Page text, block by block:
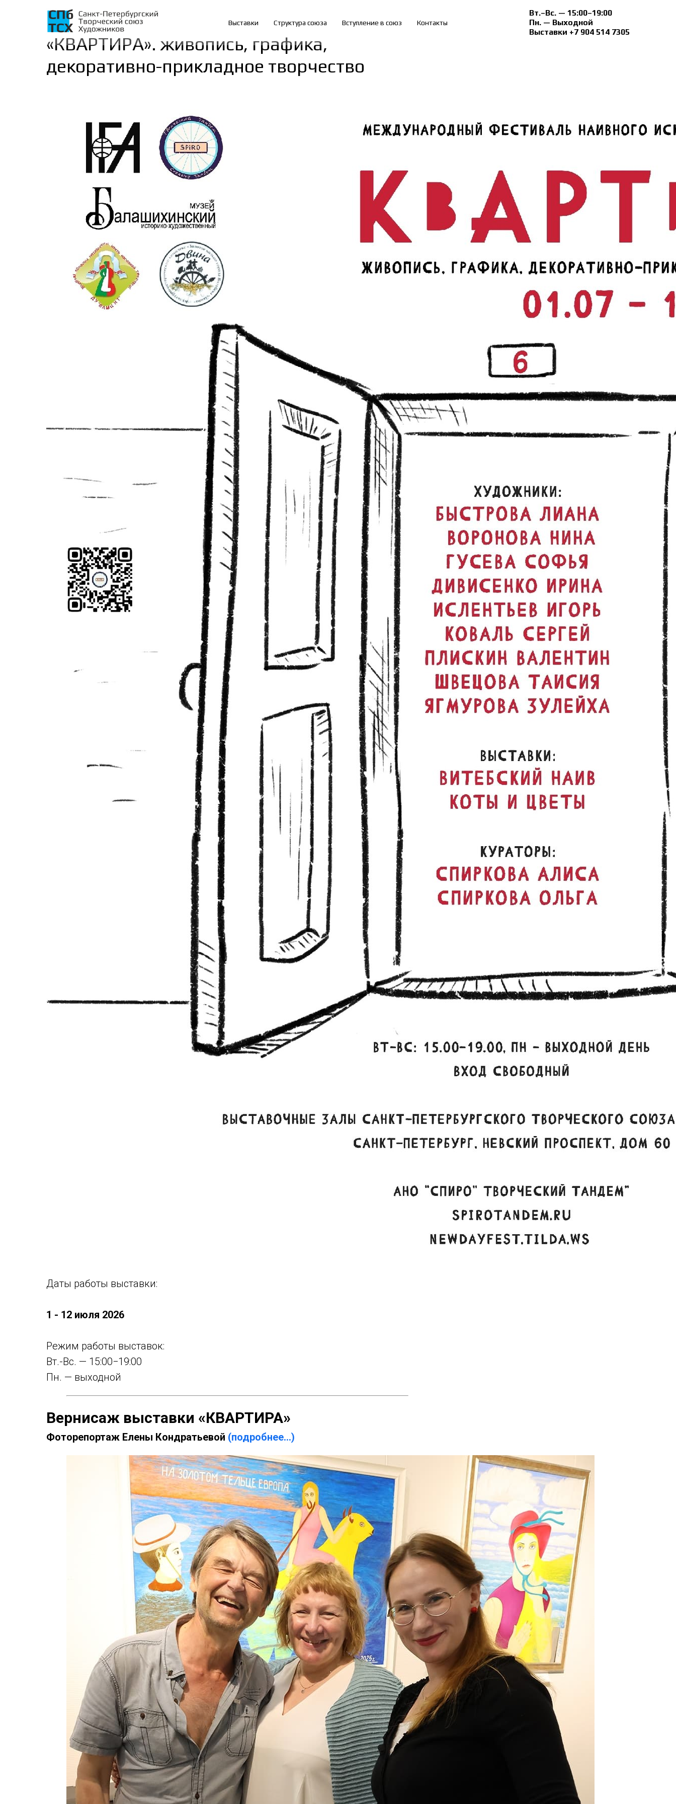
Выставки Структура союза Вступление в союз Контакты
Вт.–Вс. — 15:00–19:00
Пн. — Выходной
Выставки +7 904 514 7305
«КВАРТИРА». живопись, графика,
декоративно-прикладное творчество
Даты работы выставки:
1 - 12 июля 2026
Режим работы выставок:
Вт.-Вс. — 15:00−19:00
Пн. — выходной
Вернисаж выставки «КВАРТИРА»
Фоторепортаж Елены Кондратьевой (подробнее...)